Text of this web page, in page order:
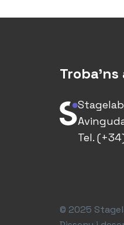
Troba'ns
Tel.
© 2025